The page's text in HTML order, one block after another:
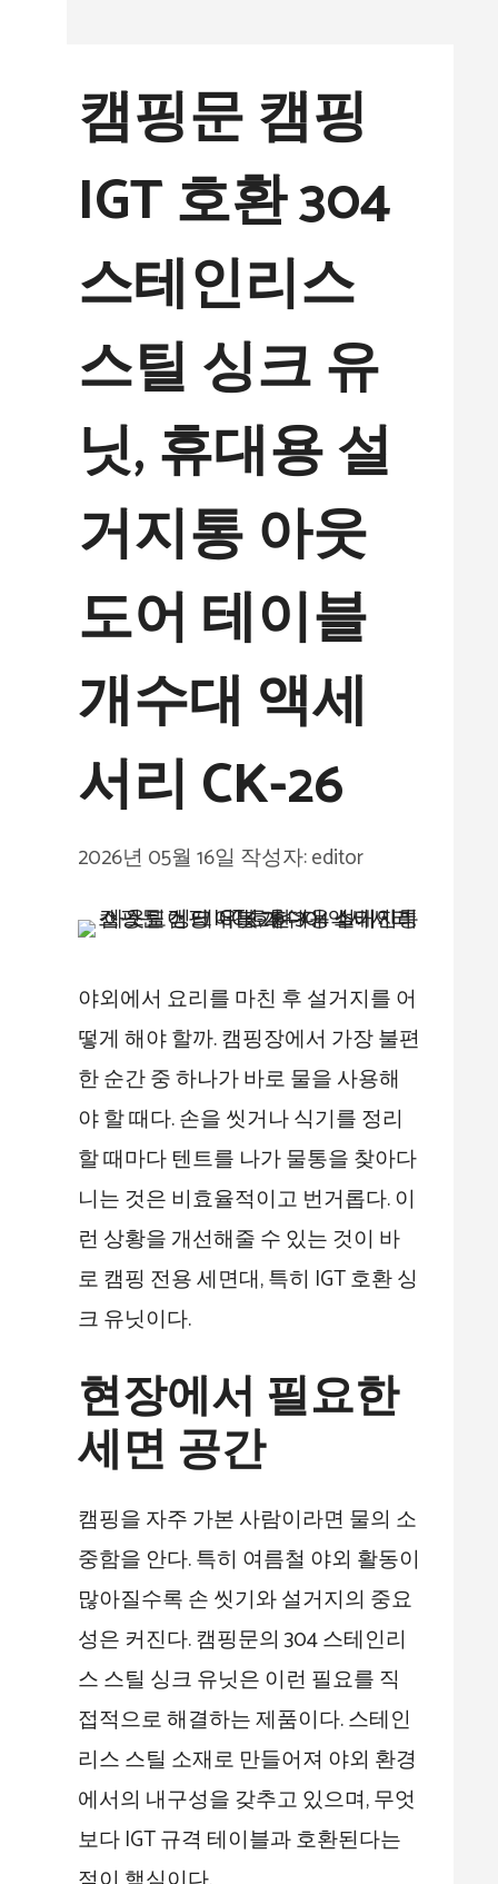
캠핑문 캠핑
IGT 호환 304
스테인리스
스틸 싱크 유
닛, 휴대용 설
거지통 아웃
도어 테이블
개수대 액세
서리 CK-26
2026년 05월 16일 작성자:editor
야외에서 요리를 마친 후 설거지를 어
떻게 해야 할까. 캠핑장에서 가장 불편
한 순간 중 하나가 바로 물을 사용해
야 할 때다. 손을 씻거나 식기를 정리
할 때마다 텐트를 나가 물통을 찾아다
니는 것은 비효율적이고 번거롭다. 이
런 상황을 개선해줄 수 있는 것이 바
로 캠핑 전용 세면대, 특히 IGT 호환 싱
크 유닛이다.
현장에서 필요한
세면 공간
캠핑을 자주 가본 사람이라면 물의 소
중함을 안다. 특히 여름철 야외 활동이
많아질수록 손 씻기와 설거지의 중요
성은 커진다. 캠핑문의 304 스테인리
스 스틸 싱크 유닛은 이런 필요를 직
접적으로 해결하는 제품이다. 스테인
리스 스틸 소재로 만들어져 야외 환경
에서의 내구성을 갖추고 있으며, 무엇
보다 IGT 규격 테이블과 호환된다는